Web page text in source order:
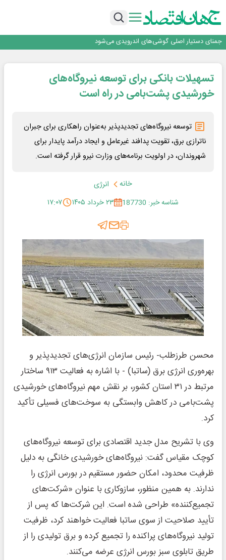
ایران، شریک راهبردی اتحادیه اقتصادی اوراسیا در مسیر توسعه تجارت و همگرایی
جمنای دستیار اصلی گوشی‌های اندرویدی می‌شود
برگزاری آیین نکوداشت فعالان مواکب مرز شلمچه توسط شهرداری منطقه یک
ایران، شریک راهبردی اتحادیه اقتصادی اوراسیا در مسیر توسعه تجارت و همگرایی
منطقه‌ای
تسهیلات بانکی برای توسعه نیروگاه‌های
خورشیدی پشت‌بامی در راه است
توسعه نیروگاه‌های تجدیدپذیر به‌عنوان راهکاری برای جبران
ناترازی برق، تقویت پدافند غیرعامل و ایجاد درآمد پایدار برای
شهروندان، در اولویت برنامه‌های وزارت نیرو قرار گرفته است.
خانه
انرژی
شناسه خبر: 187730
۲۳ خرداد ۱۴۰۵ ۱۷:۰۷
محسن طرزطلب- رئیس سازمان انرژی‌های تجدیدپذیر و
بهره‌وری انرژی برق (ساتبا) - با اشاره به فعالیت ۹۱۳ ساختار
مرتبط در ۳۱ استان کشور، بر نقش مهم نیروگاه‌های خورشیدی
پشت‌بامی در کاهش وابستگی به سوخت‌های فسیلی تأکید
کرد.
وی با تشریح مدل جدید اقتصادی برای توسعه نیروگاه‌های
کوچک مقیاس گفت: نیروگاه‌های خورشیدی خانگی به دلیل
ظرفیت محدود، امکان حضور مستقیم در بورس انرژی را
ندارند. به همین منظور، سازوکاری با عنوان «شرکت‌های
تجمیع‌کننده» طراحی شده است. این شرکت‌ها که پس از
تأیید صلاحیت از سوی ساتبا فعالیت خواهند کرد، ظرفیت
تولید نیروگاه‌های پراکنده را تجمیع کرده و برق تولیدی را از
طریق تابلوی سبز بورس انرژی عرضه می‌کنند.